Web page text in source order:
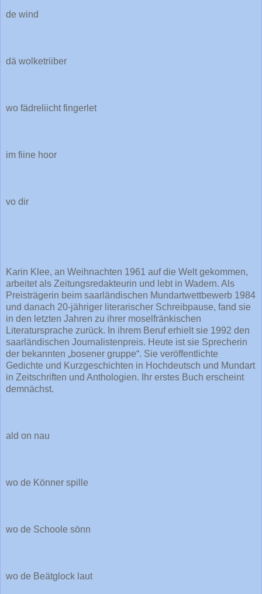
de wind
dä wolketriiber
wo fädreliicht fingerlet
im fiine hoor
vo dir
Karin Klee, an Weihnachten 1961 auf die Welt gekommen,
arbeitet als Zeitungsredakteurin und lebt in Wadern. Als
Preisträgerin beim saarländischen Mundartwettbewerb 1984
und danach 20-jähriger literarischer Schreibpause, fand sie
in den letzten Jahren zu ihrer moselfränkischen
Literatursprache zurück. In ihrem Beruf erhielt sie 1992 den
saarländischen Journalistenpreis. Heute ist sie Sprecherin
der bekannten „bosener gruppe“. Sie veröffentlichte
Gedichte und Kurzgeschichten in Hochdeutsch und Mundart
in Zeitschriften und Anthologien. Ihr erstes Buch erscheint
demnächst.
ald on nau
wo de Könner spille
wo de Schoole sönn
wo de Beätglock laut